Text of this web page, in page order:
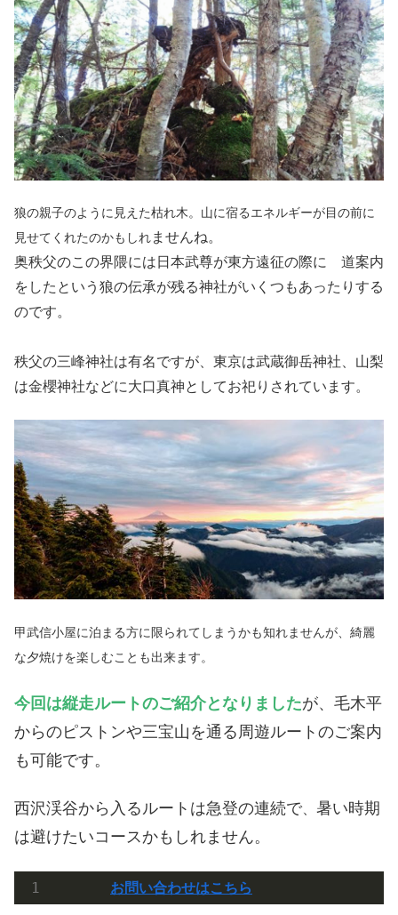
狼の親子のように見えた枯れ木。山に宿るエネルギーが目の前に
見せてくれたのかもしれませんね。
奥秩父のこの界隈には日本武尊が東方遠征の際に 道案内
をしたという狼の伝承が残る神社がいくつもあったりする
のです。
秩父の三峰神社は有名ですが、東京は武蔵御岳神社、山梨
は金櫻神社などに大口真神としてお祀りされています。
甲武信小屋に泊まる方に限られてしまうかも知れませんが、綺麗
な夕焼けを楽しむことも出来ます。
今回は縦走ルートのご紹介となりましたが、毛木平
からのピストンや三宝山を通る周遊ルートのご案内
も可能です。
西沢渓谷から入るルートは急登の連続で、 暑い時期
は避けたいコースかもしれません。
お問い合わせはこちら